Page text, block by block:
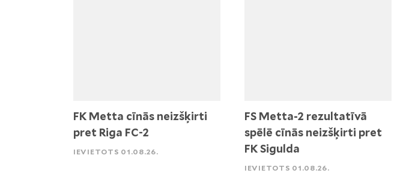
FK Metta cīnās neizšķirti
pret Riga FC-2
IEVIETOTS 01.08.26.
FS Metta-2 rezultatīvā
spēlē cīnās neizšķirti pret
FK Sigulda
IEVIETOTS 01.08.26.